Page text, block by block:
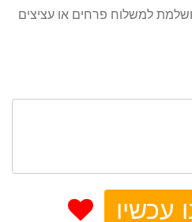
למשלוח פרחים או עציצים
עכשיו